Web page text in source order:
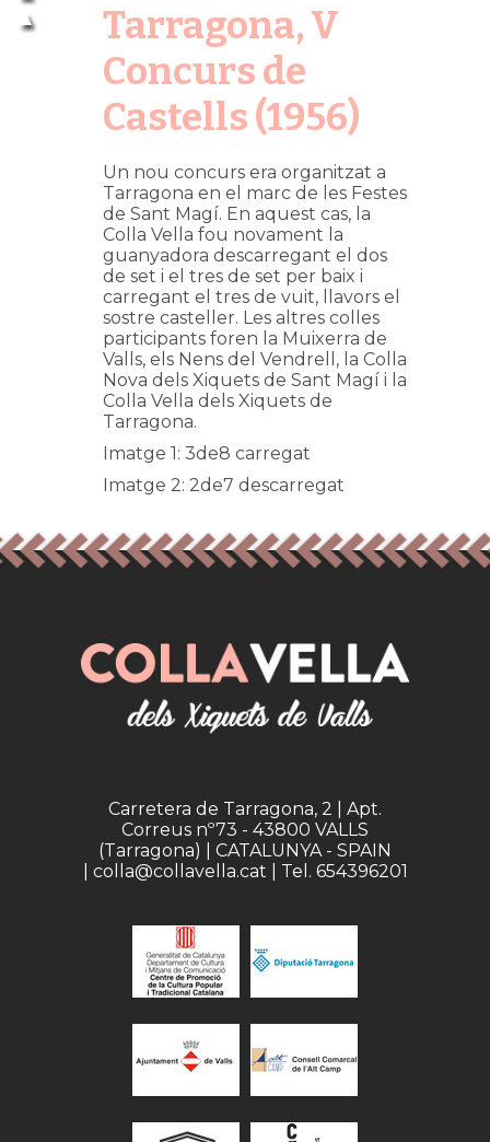
Tarragona, V
Concurs de
Castells (1956)
Un nou concurs era organitzat a
Tarragona en el marc de les Festes
de Sant Magí. En aquest cas, la
Colla Vella fou novament la
guanyadora descarregant el dos
de set i el tres de set per baix i
carregant el tres de vuit, llavors el
sostre casteller. Les altres colles
participants foren la Muixerra de
Valls, els Nens del Vendrell, la Colla
Nova dels Xiquets de Sant Magí i la
Colla Vella dels Xiquets de
Tarragona.
Imatge 1: 3de8 carregat
Imatge 2: 2de7 descarregat
Carretera de Tarragona, 2 | Apt.
Correus nº73 - 43800 VALLS
(Tarragona) | CATALUNYA - SPAIN
| colla@collavella.cat | Tel. 654396201